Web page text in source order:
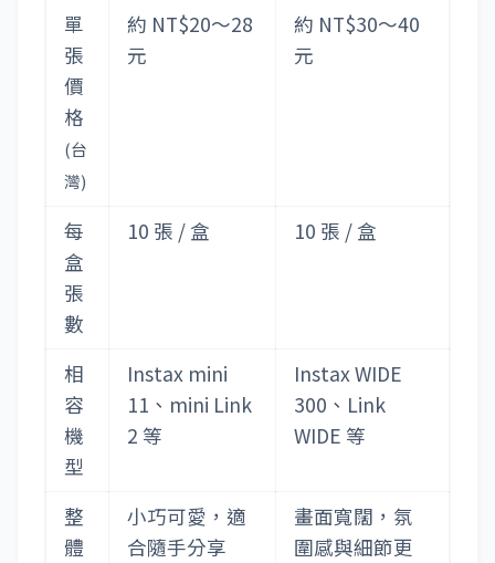
單
張
價
格
(台
灣)
約 NT$20～28
元
約 NT$30～40
元
每
盒
張
數
10 張 / 盒 10 張 / 盒
相
容
機
型
Instax mini
11、mini Link
2 等
Instax WIDE
300、Link
WIDE 等
整
體
小巧可愛，適
合隨手分享
畫面寬闊，氛
圍感與細節更